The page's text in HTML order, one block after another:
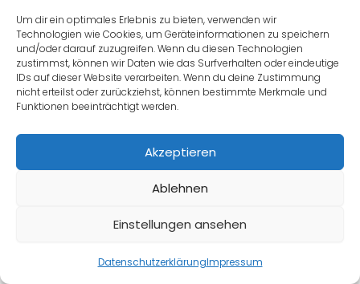
Um dir ein optimales Erlebnis zu bieten, verwenden wir
Technologien wie Cookies, um Geräteinformationen zu speichern
und/oder darauf zuzugreifen. Wenn du diesen Technologien
zustimmst, können wir Daten wie das Surfverhalten oder eindeutige
IDs auf dieser Website verarbeiten. Wenn du deine Zustimmung
nicht erteilst oder zurückziehst, können bestimmte Merkmale und
Funktionen beeinträchtigt werden.
Akzeptieren
Ablehnen
Einstellungen ansehen
DatenschutzerklärungImpressum
Risiko von Gefäßkomplikationen senken. Bleiben Sie in
engem Kontakt mit Ihrem Arzt, um die bestmögliche
Betreuung zu gewährleisten.
Morbus Behcet ist eine komplexe Erkrankung, die Ihren
und einer guten Betreuung können Sie die Kontrolle
Therapien und praktische Anpassungen wie eine